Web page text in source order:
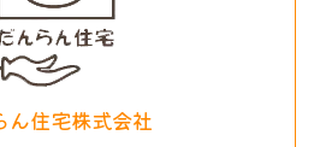
ん住宅株式会社